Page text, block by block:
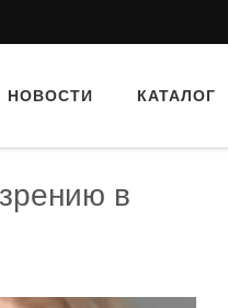
НОВОСТИ КАТАЛОГ
в